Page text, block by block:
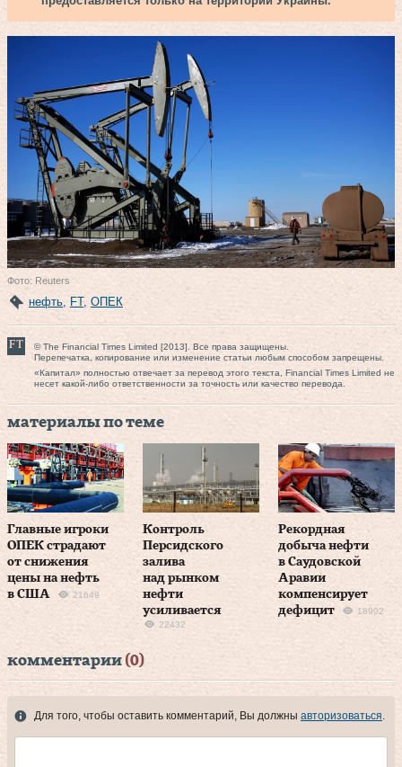
Фото: Reuters
нефть FT, ОПЕК
© The Financial Times Limited [2013]. Все права защищены.
Перепечатка, копирование или изменение статьи любым способом запрещены.
«Капитал» полностью отвечает за перевод этого текста, Financial Times Limited не
несет какой-либо ответственности за точность или качество перевода.
материалы по теме
Главные игроки
ОПЕК страдают
от снижения
цены на нефть
в США
21649
Контроль
Персидского
залива
над рынком
нефти
усиливается
22432
Рекордная
добыча нефти
в Саудовской
Аравии
компенсирует
дефицит
18902
комментарии (0)
Для того, чтобы оставить комментарий, Вы должны авторизоваться.